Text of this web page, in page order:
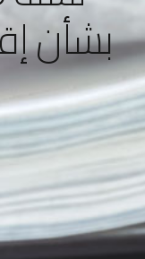
بشأن